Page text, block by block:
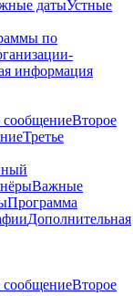
датыУстные
по
информация
Второе
Третье
Важные
Программа
Дополнительная
Второе